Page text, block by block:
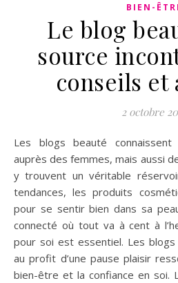
BIEN-
Le blog
source
conseils et
2 octobre
Les blogs beauté connaissent un succès grandissant
auprès des femmes, mais aussi
y trouvent un véritable
tendances, les produits
pour se sentir bien dans sa
connecté où tout va à cent à
pour soi est essentiel. Les
au profit d’une pause plaisir
bien-être et la confiance en soi.